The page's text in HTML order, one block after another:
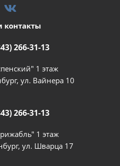
контакты
266-31-13
1 этаж
ул. Вайнера 10
266-31-13
1 этаж
ул. Шварца 17